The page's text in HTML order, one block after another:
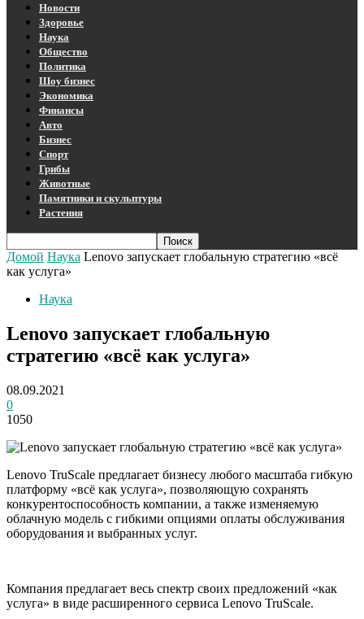
Новости
Здоровье
Наука
Общество
Политика
Шоу бизнес
Экономика
Финансы
Авто
Бизнес
Спорт
Грибы
Животные
Памятники и скульптуры
Растения
Домой Наука Lenovo запускает глобальную стратегию «всё
как услуга»
Наука
Lenovo запускает глобальную
стратегию «всё как услуга»
08.09.2021
0
1050
Lenovo TruScale предлагает бизнесу любого масштаба гибкую
платформу «всё как услуга», позволяющую сохранять
конкурентоспособность компании, а также изменяемую
облачную модель с гибкими опциями оплаты обслуживания
оборудования и выбранных услуг.
Компания предлагает весь спектр своих предложений «как
услуга» в виде расширенного сервиса Lenovo TruScale.